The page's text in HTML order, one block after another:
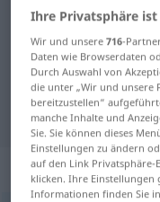
Deutsch-
"irren"
"irren"
„irren“:
Ihre Privatsphäre
Wir und unsere 716-
Daten wie Browserdaten
Durch Auswahl von
die unter „Wir und unsere
bereitzustellen“
manche Inhalte und
Sie. Sie können dieses
Einstellungen zu ändern
auf den Link Privatsphäre-
klicken. Ihre Einstellungen
Informationen finden Sie